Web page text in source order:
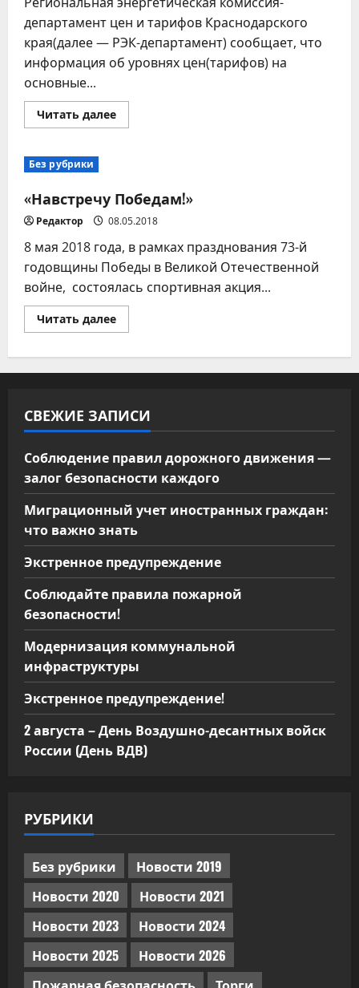
департамент цен и тарифов Краснодарского
края(далее — РЭК-департамент) сообщает, что
информация об уровнях цен(тарифов) на
основные...
Читать далееПрочитать
больше
и
тарифов
на
важнейшие
и
услуги
Без рубрики
«Навстречу Победам!»
Редактор 08.05.2018
8 мая 2018 года, в рамках празднования 73-й
годовщины Победы в Великой Отечественной
войне, состоялась спортивная акция...
Читать далееПрочитать
больше
СВЕЖИЕ ЗАПИСИ
Соблюдение правил дорожного движения —
залог безопасности каждого
Миграционный учет иностранных граждан:
что важно знать
Экстренное предупреждение
Соблюдайте правила пожарной
безопасности!
Модернизация коммунальной
инфраструктуры
Экстренное предупреждение!
2 августа – День Воздушно-десантных войск
России (День ВДВ)
РУБРИКИ
Без рубрики
Новости 2019
Новости 2020
Новости 2021
Новости 2023
Новости 2024
Новости 2025
Новости 2026